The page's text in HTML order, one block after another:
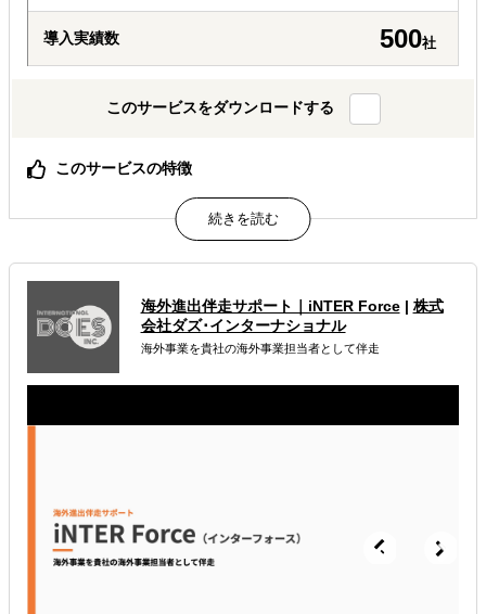
導入実績数 500社
このサービスをダウンロードする
このサービスの特徴
AIが出した"答えっぽいもの"を、現地のリアルで答え合わ
せする。海外進出の現地顧問サービス。
属するジャンル
海外進出総合支援 海外進出戦略・事業計画立案
許認可や規制調査など輸出／販売の準備をしたい
海外進出伴走サポート｜iNTER Force| 株式
会社ダズ･インターナショナル
海外事業を貴社の海外事業担当者として伴走